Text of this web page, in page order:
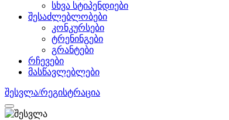
სხვა სტიპენდიები
შესაძლებლობები
კონკურსები
ტრენინგები
გრანტები
რჩევები
მასწავლებლები
შესვლა/რეგისტრაცია